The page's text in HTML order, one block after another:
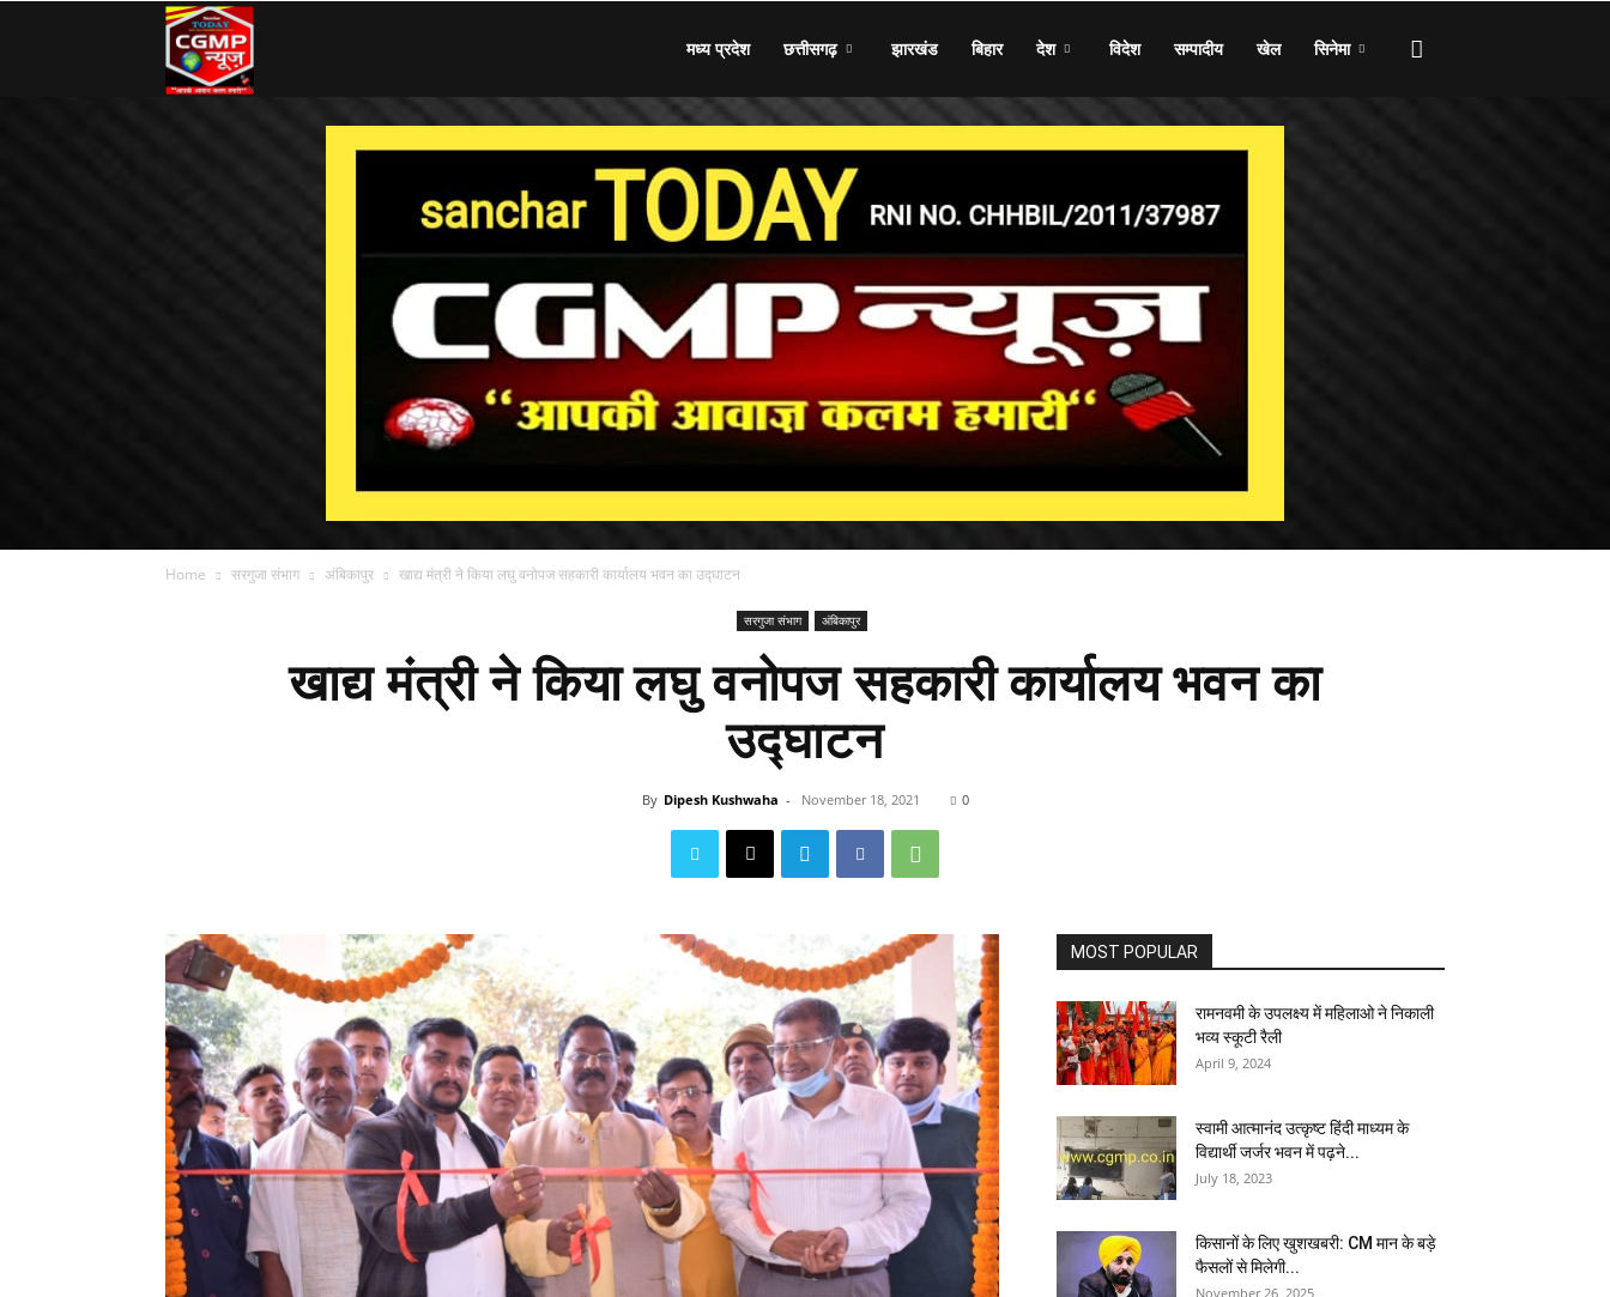
मध्य प्रदेश छत्तीसगढ़ झारखंड बिहार देश विदेश सम्पादीय खेल सिनेमा
Home सरगुजा संभाग अंबिकापुर खाद्य मंत्री ने किया लघु वनोपज सहकारी कार्यालय भवन का उद्घाटन
सरगुजा संभाग अंबिकापुर
खाद्य मंत्री ने किया लघु वनोपज सहकारी कार्यालय भवन का
उद्घाटन
By Dipesh Kushwaha - November 18, 2021 0
MOST POPULAR
रामनवमी के उपलक्ष्य में महिलाओ ने निकाली
भव्य स्कूटी रैली
April 9, 2024
स्वामी आत्मानंद उत्कृष्ट हिंदी माध्यम के
विद्यार्थी जर्जर भवन में पढ़ने...
July 18, 2023
किसानों के लिए खुशखबरी: CM मान के बड़े
फैसलों से मिलेगी...
November 26, 2025